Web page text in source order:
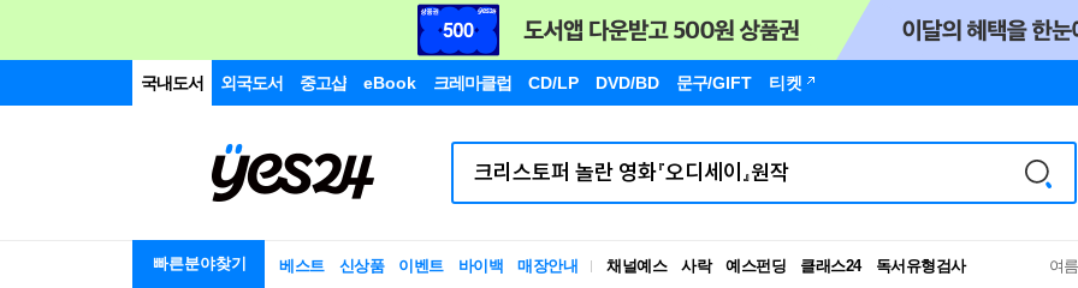
국내도서 외국도서 중고샵 eBook 크레마클럽 CD/LP DVD/BD 문구/GIFT 티켓
빠른분야찾기 베스트 신상품 이벤트 바이백 매장안내 채널예스 사락 예스펀딩 클래스24
독서유형검사
여